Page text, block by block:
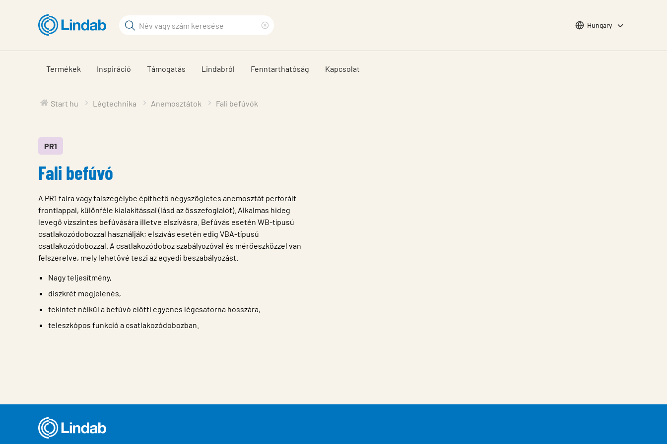
tartalomhoz
Keresési
keresése
search
phrase
Choose languge
Hungary
Termékek Inspiráció Támogatás Lindabról Fenntarthatóság Kapcsolat
Start hu Légtechnika Anemosztátok Fali befúvók
PR1
Fali befúvó
A PR1 falra vagy falszegélybe építhető négyszögletes anemosztát perforált
frontlappal, különféle kialakítással (lásd az összefoglalót). Alkalmas hideg
levegő vízszintes befúvására illetve elszívásra. Befúvás esetén WB-típusú
csatlakozódobozzal használják; elszívás esetén edig VBA-típusú
csatlakozódobozzal. A csatlakozódoboz szabályozóval és mérőeszközzel van
felszerelve, mely lehetővé teszi az egyedi beszabályozást.
Nagy teljesítmény,
diszkrét megjelenés,
tekintet nélkül a befúvó előtti egyenes légcsatorna hosszára,
teleszkópos funkció a csatlakozódobozban.